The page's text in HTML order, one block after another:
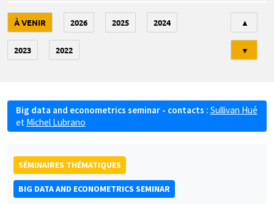
À VENIR 2026 2025 2024
2023 2022
▲
▼
Big data and econometrics seminar - contacts : Sullivan Hué
et Michel Lubrano
SÉMINAIRES THÉMATIQUES
BIG DATA AND ECONOMETRICS SEMINAR